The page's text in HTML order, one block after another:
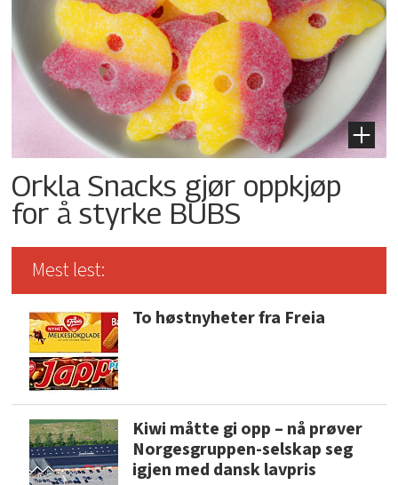
Orkla Snacks gjør oppkjøp
for å styrke BUBS
Mest lest:
To høstnyheter fra Freia
Kiwi måtte gi opp – nå prøver
Norgesgruppen-selskap seg
igjen med dansk lavpris